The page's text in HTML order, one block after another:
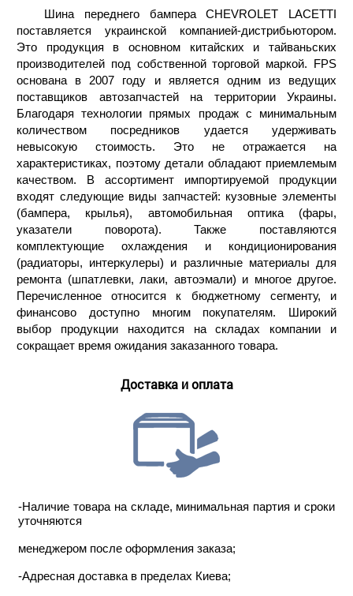
Шина переднего бампера CHEVROLET LACETTI
поставляется украинской компанией-дистрибьютором.
Это продукция в основном китайских и тайваньских
производителей под собственной торговой маркой. FPS
основана в 2007 году и является одним из ведущих
поставщиков автозапчастей на территории Украины.
Благодаря технологии прямых продаж с минимальным
количеством посредников удается удерживать
невысокую стоимость. Это не отражается на
характеристиках, поэтому детали обладают приемлемым
качеством. В ассортимент импортируемой продукции
входят следующие виды запчастей: кузовные элементы
(бампера, крылья), автомобильная оптика (фары,
указатели поворота). Также поставляются
комплектующие охлаждения и кондиционирования
(радиаторы, интеркулеры) и различные материалы для
ремонта (шпатлевки, лаки, автоэмали) и многое другое.
Перечисленное относится к бюджетному сегменту, и
финансово доступно многим покупателям. Широкий
выбор продукции находится на складах компании и
сокращает время ожидания заказанного товара.
Доставка и оплата
-Наличие товара на складе, минимальная партия и сроки
уточняются
менеджером после оформления заказа;
-Адресная доставка в пределах Киева;